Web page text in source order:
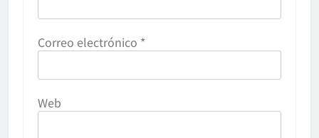
Correo electrónico *
Web